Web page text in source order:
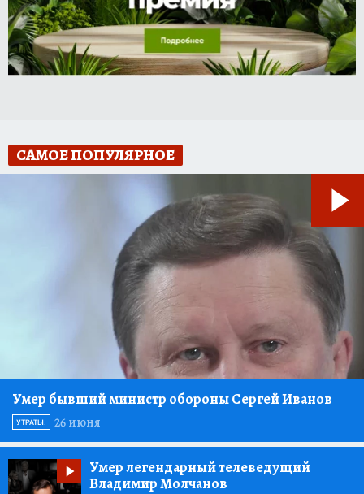
САМОЕ ПОПУЛЯРНОЕ
Умер бывший министр обороны Сергей Иванов
26 июня
УТРАТЫ.
Умер легендарный телеведущий
Владимир Молчанов